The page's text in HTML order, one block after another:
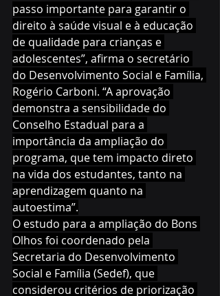
passo importante para garantir o
direito à saúde visual e à educação
de qualidade para crianças e
adolescentes”, afirma o secretário
do Desenvolvimento Social e Família,
Rogério Carboni. “A aprovação
demonstra a sensibilidade do
Conselho Estadual para a
importância da ampliação do
programa, que tem impacto direto
na vida dos estudantes, tanto na
aprendizagem quanto na
autoestima”.
O estudo para a ampliação do Bons
Olhos foi coordenado pela
Secretaria do Desenvolvimento
Social e Família (Sedef), que
considerou critérios de priorização